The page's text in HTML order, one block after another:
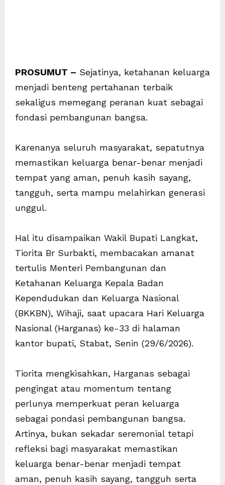
PROSUMUT – Sejatinya, ketahanan keluarga
menjadi benteng pertahanan terbaik
sekaligus memegang peranan kuat sebagai
fondasi pembangunan bangsa.
Karenanya seluruh masyarakat, sepatutnya
memastikan keluarga benar-benar menjadi
tempat yang aman, penuh kasih sayang,
tangguh, serta mampu melahirkan generasi
unggul.
Hal itu disampaikan Wakil Bupati Langkat,
Tiorita Br Surbakti, membacakan amanat
tertulis Menteri Pembangunan dan
Ketahanan Keluarga Kepala Badan
Kependudukan dan Keluarga Nasional
(BKKBN), Wihaji, saat upacara Hari Keluarga
Nasional (Harganas) ke-33 di halaman
kantor bupati, Stabat, Senin (29/6/2026).
Tiorita mengkisahkan, Harganas sebagai
pengingat atau momentum tentang
perlunya memperkuat peran keluarga
sebagai pondasi pembangunan bangsa.
Artinya, bukan sekadar seremonial tetapi
refleksi bagi masyarakat memastikan
keluarga benar-benar menjadi tempat
aman, penuh kasih sayang, tangguh serta